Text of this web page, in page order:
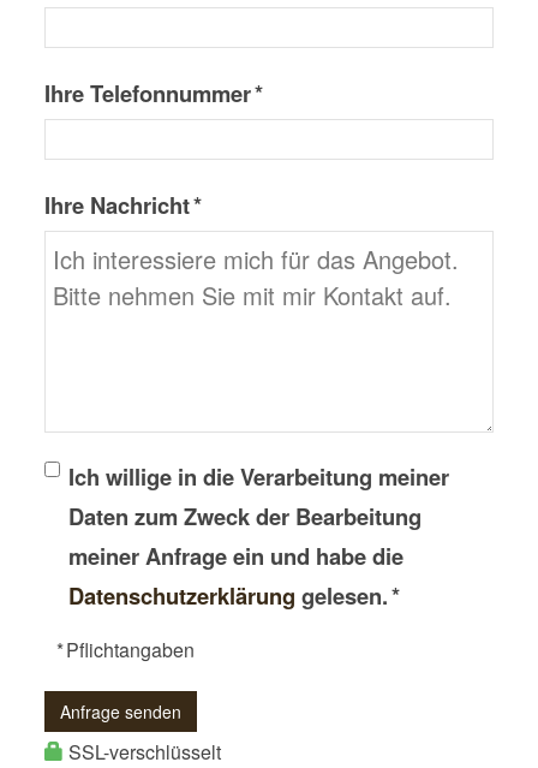
Ihre Telefonnummer *
Ihre Nachricht *
Ich willige in die Verarbeitung meiner
Daten zum Zweck der Bearbeitung
meiner Anfrage ein und habe die
Datenschutzerklärung gelesen. *
* Pflichtangaben
Anfrage senden
SSL-verschlüsselt